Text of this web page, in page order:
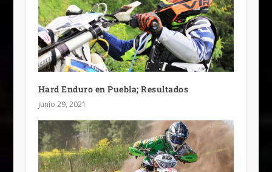
Hard Enduro en Puebla; Resultados
junio 29, 2021